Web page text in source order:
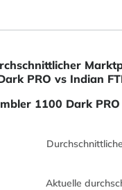
PRO vs Indian
1100 Dark PRO
Aktuelle